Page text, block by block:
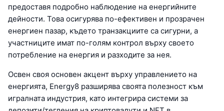
предоставя подробно наблюдение на енергийните
дейности. Това осигурява по-ефективен и прозрачен
енергиен пазар, където транзакциите са сигурни, а
участниците имат по-голям контрол върху своето
потребление на енергия и разходите за нея.
Освен своя основен акцент върху управлението на
енергията, Energy8 разширява своята полезност към
игралната индустрия, като интегрира системи за